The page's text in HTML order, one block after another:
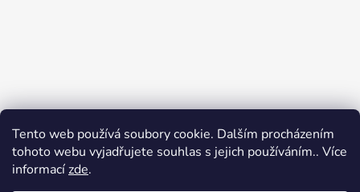
Tento web používá soubory cookie. Dalším procházením
tohoto webu vyjadřujete souhlas s jejich používáním.. Více
informacízde.